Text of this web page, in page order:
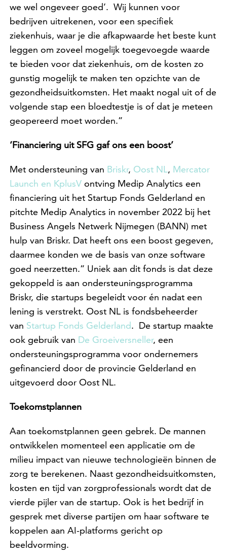
we wel ongeveer goed’. Wij kunnen voor
bedrijven uitrekenen, voor een specifiek
ziekenhuis, waar je die afkapwaarde het beste kunt
leggen om zoveel mogelijk toegevoegde waarde
te bieden voor dat ziekenhuis, om de kosten zo
gunstig mogelijk te maken ten opzichte van de
gezondheidsuitkomsten. Het maakt nogal uit of de
volgende stap een bloedtestje is of dat je meteen
geopereerd moet worden.”
‘Financiering uit SFG gaf ons een boost’
Met ondersteuning van Briskr, Oost NL, Mercator
Launch en KplusV ontving Medip Analytics een
financiering uit het Startup Fonds Gelderland en
pitchte Medip Analytics in november 2022 bij het
Business Angels Netwerk Nijmegen (BANN) met
hulp van Briskr. Dat heeft ons een boost gegeven,
daarmee konden we de basis van onze software
goed neerzetten.” Uniek aan dit fonds is dat deze
gekoppeld is aan ondersteuningsprogramma
Briskr, die startups begeleidt voor én nadat een
lening is verstrekt. Oost NL is fondsbeheerder
van Startup Fonds Gelderland. De startup maakte
ook gebruik van De Groeiversneller, een
ondersteuningsprogramma voor ondernemers
gefinancierd door de provincie Gelderland en
uitgevoerd door Oost NL.
Toekomstplannen
Aan toekomstplannen geen gebrek. De mannen
ontwikkelen momenteel een applicatie om de
milieu impact van nieuwe technologieën binnen de
zorg te berekenen. Naast gezondheidsuitkomsten,
kosten en tijd van zorgprofessionals wordt dat de
vierde pijler van de startup. Ook is het bedrijf in
gesprek met diverse partijen om haar software te
koppelen aan AI-platforms gericht op
beeldvorming.